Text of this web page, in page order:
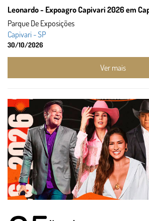
Leonardo - Expoagro Capivari 2026 em
Parque De Exposições
Capivari - SP
30/10/2026
Ver mais